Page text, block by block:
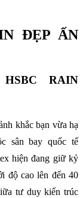
ĐẸP ẤN
RAIN
khắc bạn vừa hạ
sân bay quốc tế
hiện đang giữ kỷ
độ cao lên đến 40
tư duy kiến trúc